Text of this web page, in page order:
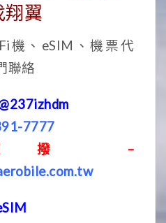
翼
機、eSIM、機票代
聯絡
7777
撥 –